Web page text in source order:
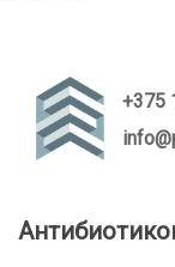
+375